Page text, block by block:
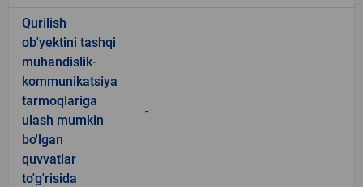
Qurilish
ob'yektini tashqi
muhandislik-
kommunikatsiya
tarmoqlariga
ulash mumkin
bo'lgan
quvvatlar
to'g'risida
-